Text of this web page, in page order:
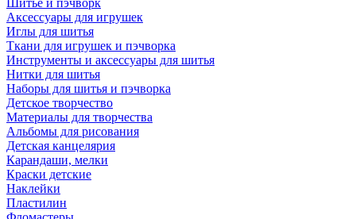
Шитье и пэчворк
Аксессуары для игрушек
Иглы для шитья
Ткани для игрушек и пэчворка
Инструменты и аксессуары для шитья
Нитки для шитья
Наборы для шитья и пэчворка
Детское творчество
Материалы для творчества
Альбомы для рисования
Детская канцелярия
Карандаши, мелки
Краски детские
Наклейки
Пластилин